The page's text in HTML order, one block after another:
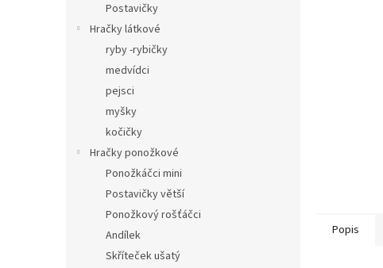
Postavičky
Hračky látkové
ryby -rybičky
medvídci
pejsci
myšky
kočičky
Hračky ponožkové
Ponožkáčci mini
Postavičky větší
Ponožkový rošťáčci
Andílek
Skříteček ušatý
Popis